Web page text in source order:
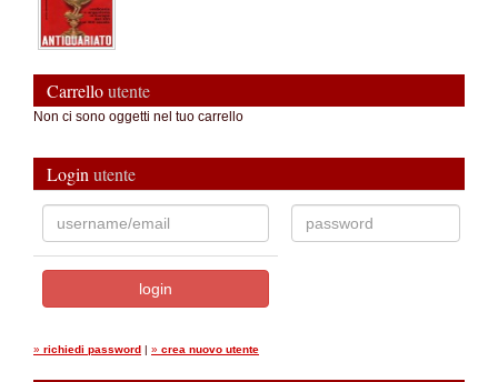
Carrelloutente
Non ci sono oggetti nel tuo carrello
Login utente
» richiedi password | » crea nuovo utente